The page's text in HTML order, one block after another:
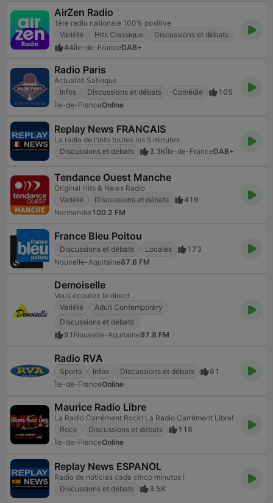
AirZen Radio
1ère radio nationale 100% positive
Variété
Hits Classique
Discussions et débats
44Île-de-FranceDAB+
Radio Paris
Actualité Satirique
Infos
Discussions et débats Comédie
105
Île-de-FranceOnline
Replay News FRANCAIS
La radio de l'info toutes les 5 minutes
Discussions et débats
3.3KÎle-de-FranceDAB+
Tendance Ouest Manche
Original Hits & News Radio
Variété
Discussions et débats
419
Normandie100.2 FM
France Bleu Poitou
Discussions et débats Locales
173
Nouvelle-Aquitaine87.6 FM
Demoiselle
Vous ecoutez le direct
Variété
Adult Contemporary
Discussions et débats
91 Nouvelle-Aquitaine97.8 FM
Radio RVA
Sports Infos Discussions et débats
81
Île-de-FranceOnline
Maurice Radio Libre
La Radio Carrément Rock! La Radio Carrément Libre!
Rock
Discussions et débats
118
Île-de-FranceOnline
Replay News ESPANOL
Radio de noticias cada cinco minutos !
Discussions et débats
3.5K